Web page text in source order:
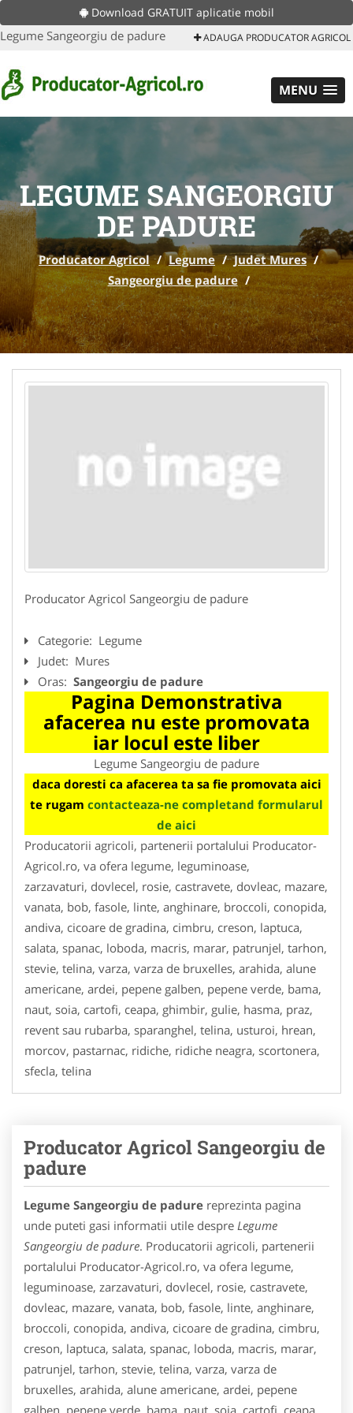
Download GRATUIT aplicatie mobil
Legume Sangeorgiu de padure ADAUGA PRODUCATOR AGRICOL
MENU
LEGUME SANGEORGIU
DE PADURE
Producator Agricol / Legume / Judet Mures /
Sangeorgiu de padure /
Producator Agricol Sangeorgiu de padure
Categorie: Legume
Judet: Mures
Oras: Sangeorgiu de padure
Pagina Demonstrativa
afacerea nu este promovata
iar locul este liber
Legume Sangeorgiu de padure
daca doresti ca afacerea ta sa fie promovata aici
te rugam contacteaza-ne completand formularul
de aici
Producatorii agricoli, partenerii portalului Producator-
Agricol.ro, va ofera legume, leguminoase,
zarzavaturi, dovlecel, rosie, castravete, dovleac, mazare,
vanata, bob, fasole, linte, anghinare, broccoli, conopida,
andiva, cicoare de gradina, cimbru, creson, laptuca,
salata, spanac, loboda, macris, marar, patrunjel, tarhon,
stevie, telina, varza, varza de bruxelles, arahida, alune
americane, ardei, pepene galben, pepene verde, bama,
naut, soia, cartofi, ceapa, ghimbir, gulie, hasma, praz,
revent sau rubarba, sparanghel, telina, usturoi, hrean,
morcov, pastarnac, ridiche, ridiche neagra, scortonera,
sfecla, telina
Producator Agricol Sangeorgiu de
padure
Legume Sangeorgiu de padure reprezinta pagina
unde puteti gasi informatii utile despre Legume
Sangeorgiu de padure. Producatorii agricoli, partenerii
portalului Producator-Agricol.ro, va ofera legume,
leguminoase, zarzavaturi, dovlecel, rosie, castravete,
dovleac, mazare, vanata, bob, fasole, linte, anghinare,
broccoli, conopida, andiva, cicoare de gradina, cimbru,
creson, laptuca, salata, spanac, loboda, macris, marar,
patrunjel, tarhon, stevie, telina, varza, varza de
bruxelles, arahida, alune americane, ardei, pepene
galben, pepene verde, bama, naut, soia, cartofi, ceapa,